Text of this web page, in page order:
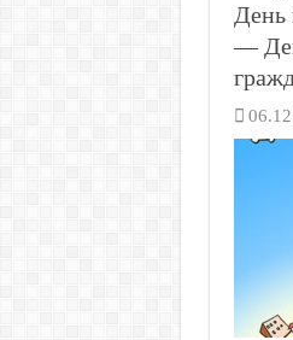
День
—